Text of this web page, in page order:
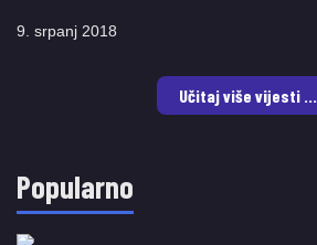
9. srpanj 2018
Učitaj više vijesti ...
Popularno